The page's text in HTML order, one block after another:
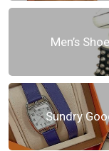
Men’s
Sundry